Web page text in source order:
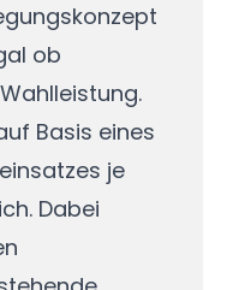
ob
Basis eines
je
Dabei